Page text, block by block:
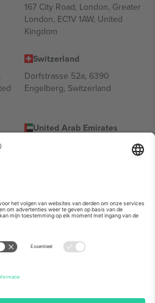
167 City Road, London, Greater
London, EC1V 1AW, United
Kingdom
Switzerland
Dorfstrasse 52a, 6390
Engelberg, Switzerland
United Arab Emirates
UAE Dubai Silicon Oasis, DDP
Building A1, Office 302, Dubai,
van het platform kan
op de specifieke pagina van het